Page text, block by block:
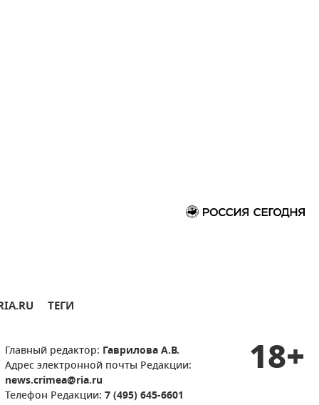
ТЕГИ
Главный редактор: Гаврилова А.В.
Адрес электронной почты Редакции:
news.crimea@ria.ru
Телефон Редакции: 7 (495) 645-6601
18+